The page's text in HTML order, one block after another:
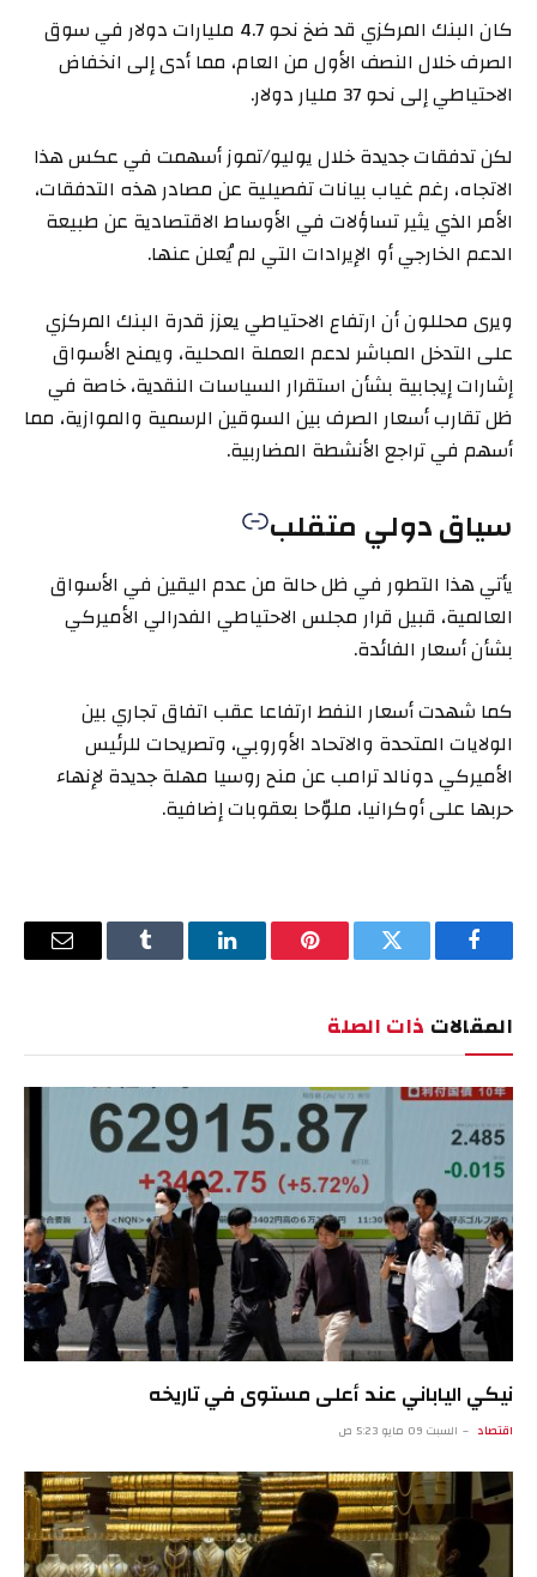
كان البنك المركزي قد ضخ نحو 4.7 مليارات دولار في سوق
الصرف خلال النصف الأول من العام، مما أدى إلى انخفاض
الاحتياطي إلى نحو 37 مليار دولار.
لكن تدفقات جديدة خلال يوليو/تموز أسهمت في عكس هذا
الاتجاه، رغم غياب بيانات تفصيلية عن مصادر هذه التدفقات،
الأمر الذي يثير تساؤلات في الأوساط الاقتصادية عن طبيعة
الدعم الخارجي أو الإيرادات التي لم يُعلن عنها.
ويرى محللون أن ارتفاع الاحتياطي يعزز قدرة البنك المركزي
على التدخل المباشر لدعم العملة المحلية، ويمنح الأسواق
إشارات إيجابية بشأن استقرار السياسات النقدية، خاصة في
ظل تقارب أسعار الصرف بين السوقين الرسمية والموازية، مما
أسهم في تراجع الأنشطة المضاربية.
سياق دولي متقلب
يأتي هذا التطور في ظل حالة من عدم اليقين في الأسواق
العالمية، قبيل قرار مجلس الاحتياطي الفدرالي الأميركي
بشأن أسعار الفائدة.
كما شهدت أسعار النفط ارتفاعا عقب اتفاق تجاري بين
الولايات المتحدة والاتحاد الأوروبي، وتصريحات للرئيس
الأميركي دونالد ترامب عن منح روسيا مهلة جديدة لإنهاء
حربها على أوكرانيا، ملوّحا بعقوبات إضافية.
فيسبوك تويتر بينتيريستلينكدإن Tumblr
البريد
المقالات ذات الصلة
نيكي الياباني عند أعلى مستوى في تاريخه
اقتصاد السبت 09 مايو 5:23 ص